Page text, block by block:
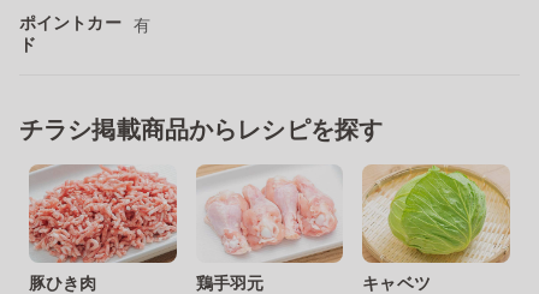
ポイントカー
ド
有
チラシ掲載商品からレシピを探す
豚ひき肉 鶏手羽元 キャベツ